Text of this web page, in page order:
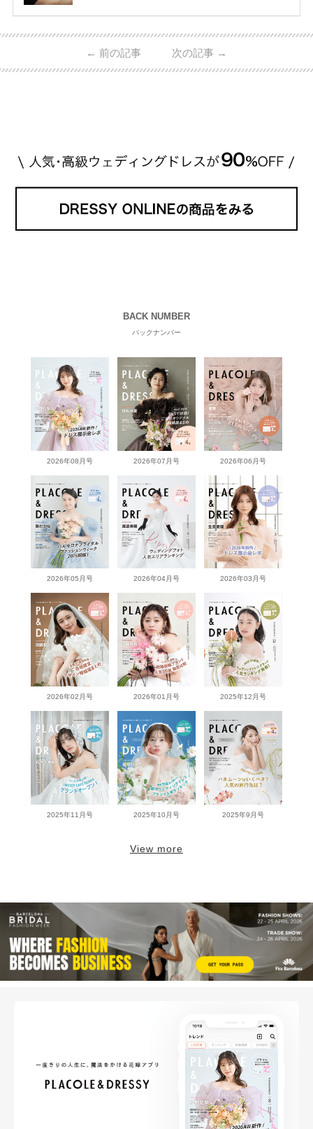
ーウィンストンやカルティエ、ティファニーなど世界
日本で人気のブランドまで幅広くご紹介。 さらに、
・愛用している芸能人夫婦 ・リングの特徴や魅力 ・
← 前の記事 次の記事 →
BACK NUMBER
バックナンバー
2026年08月号 2026年07月号 2026年06月号
2026年05月号 2026年04月号 2026年03月号
2026年02月号 2026年01月号 2025年12月号
2025年11月号 2025年10月号 2025年9月号
View more